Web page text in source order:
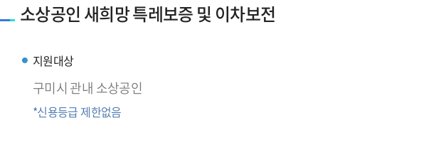
소상공인 새희망 특레보증 및 이차보전
지원대상
구미시 관내 소상공인
*신용등급 제한없음